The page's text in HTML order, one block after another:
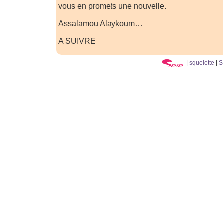
vous en promets une nouvelle.
Assalamou Alaykoum…
A SUIVRE
squelette